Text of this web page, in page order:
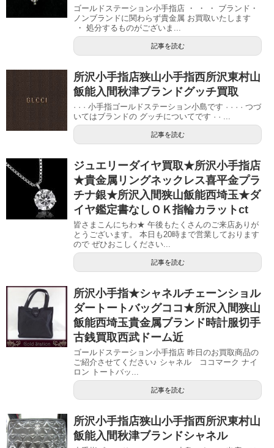
ゴールドステーション小手指店 ・ ・ ・ ブランド・
ノンブランドに関わらず貴金属 お買取いたします
・ 処分するものがございま...
記事を読む
所沢小手指店狭山小手指西所沢東村山
飯能入間秋津ブランドグッチ買取
· · · 小手指ゴールドステーション小島です · · · · つづ
いてはブランドの グッチについてです · · ...
記事を読む
ジュエリーダイヤ買取★所沢小手指店
★貴金属リングネックレス喜平金プラ
チナ銀★所沢入間狭山飯能西埼玉★ダ
イヤ鑑定書なしＯＫ指輪カラットct
皆さまこんにちわ★ 午後もたくさんのご来店ありが
とうございます。 本日も20時まで営業しております
ので ぜひおこしください...
記事を読む
所沢小手指★シャネルチェーンショル
ダートートバッグココ★所沢入間狭山
飯能西埼玉貴金属ブランド時計服切手
古銭買取西武ドーム近
ゴールドステーション小手指店 昨日のお買取商品の
ご紹介させてください♪ シャネル ココマーク ナイ
ロン トートバッ...
記事を読む
所沢小手指店狭山小手指西所沢東村山
飯能入間秋津ブランドシャネル